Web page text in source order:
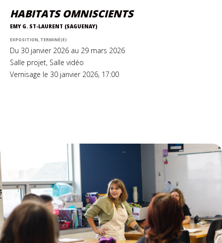
HABITATS OMNISCIENTS
EMY G. ST-LAURENT (SAGUENAY)
EXPOSITION, TERMINÉ(E)
Du 30 janvier 2026 au 29 mars 2026
Salle projet, Salle vidéo
Vernisage le 30 janvier 2026, 17:00